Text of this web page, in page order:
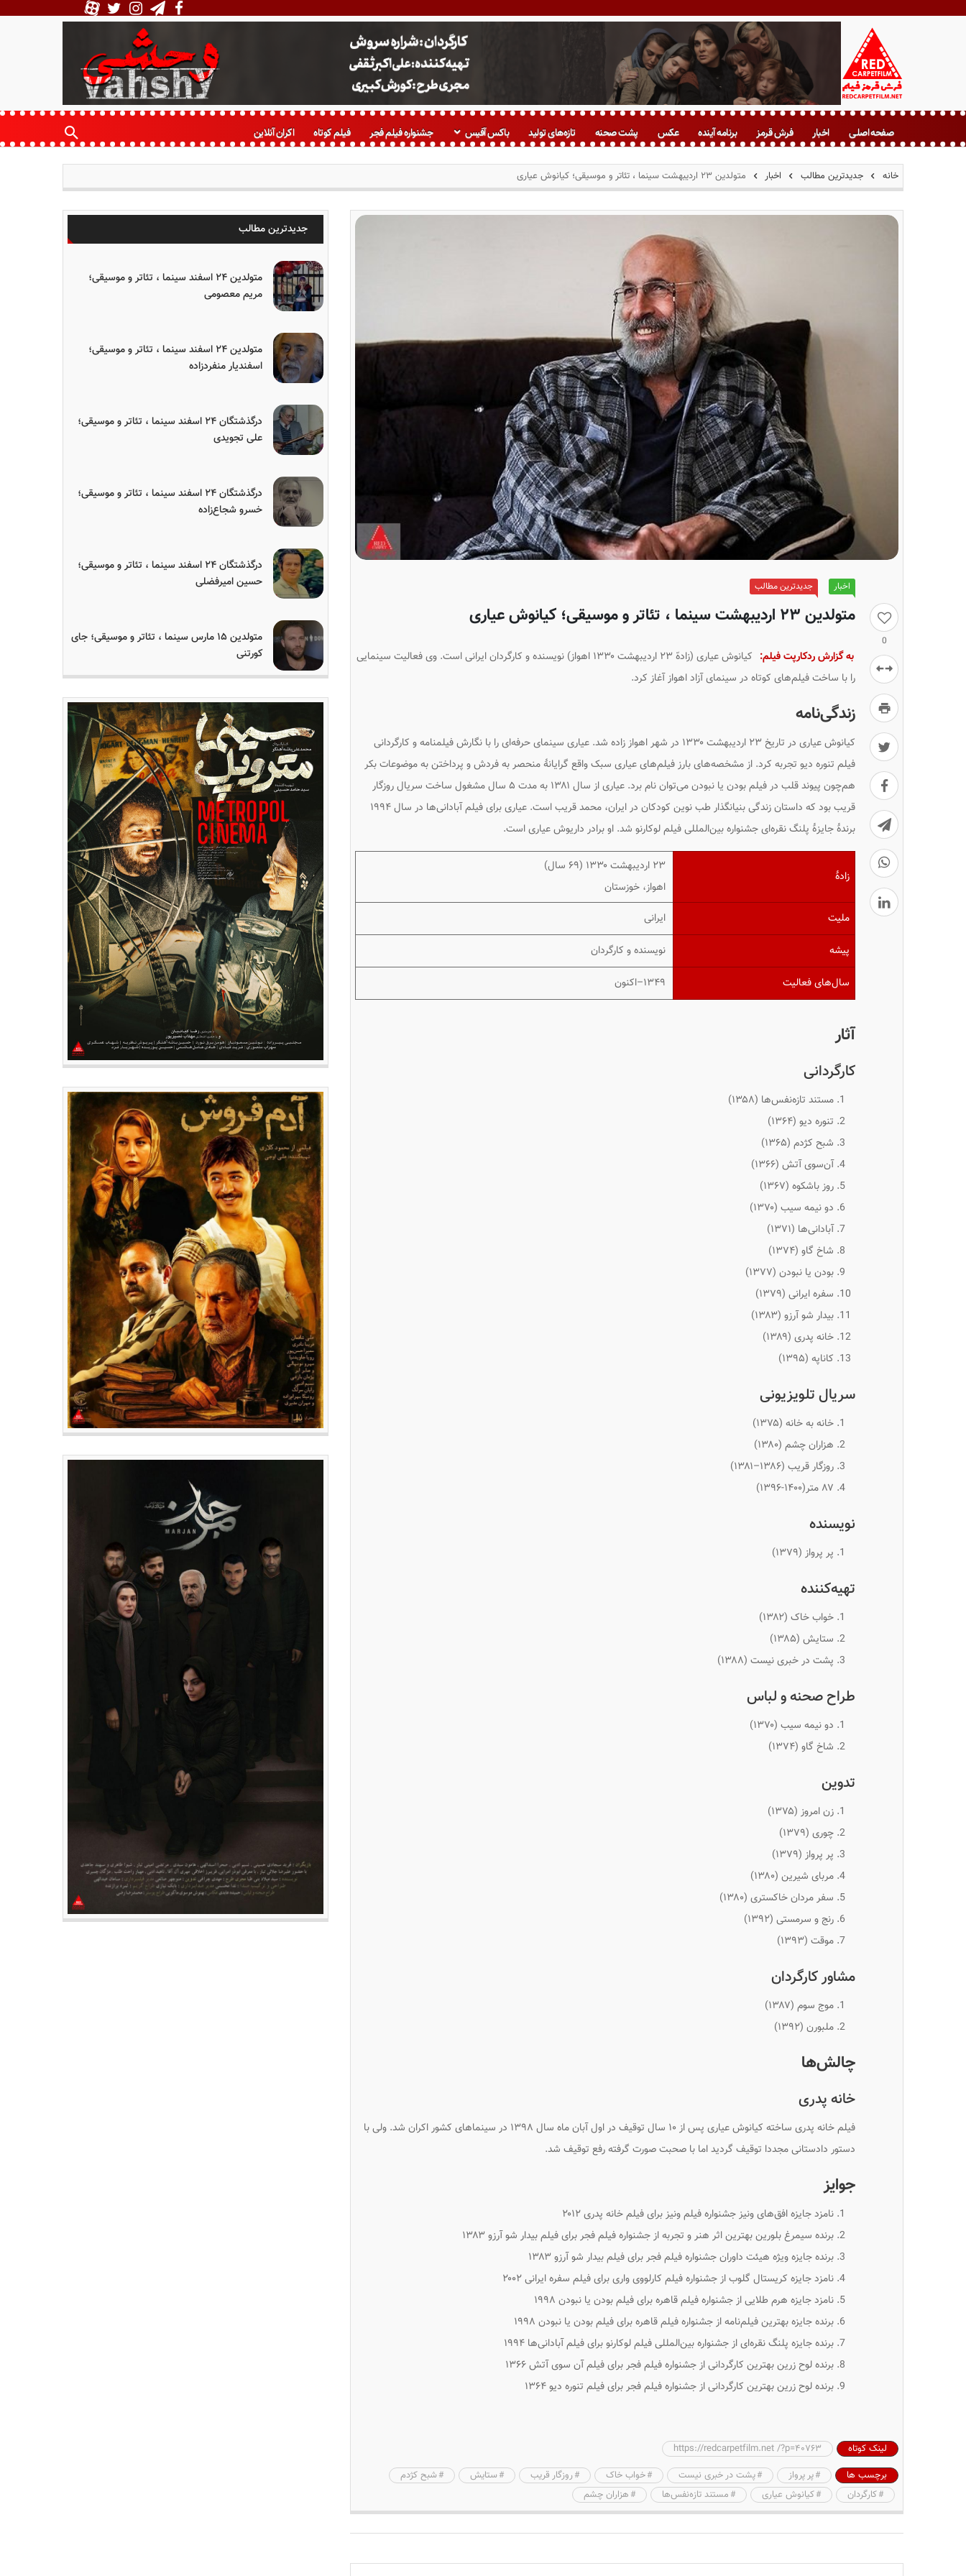
ف
ش
م
ز
صفحه اصلی اخبار فرش قرمز برنامه آینده عکس پشت صحنه تازه‌های تولید باکس آفیس جشنواره فیلم فجر فیلم کوتاه اکران آنلاین
خانه جدیدترین مطالب اخبار متولدین ۲۳ اردیبهشت سینما ، تئاتر و موسیقی؛ کیانوش عیاری
0
اخبار جدیدترین مطالب
متولدین ۲۳ اردیبهشت سینما ، تئاتر و موسیقی؛ کیانوش عیاری
به گزارش ردکارپت فیلم:
کیانوش عیاری (زادهّ ۲۳ اردیبهشت ۱۳۳۰ اهواز) نویسنده و کارگردان ایرانی است. وی فعالیت سینمایی
را با ساخت فیلم‌های کوتاه در سینمای آزاد اهواز آغاز کرد.
زندگی‌نامه
کیانوش عیاری در تاریخ ۲۳ اردیبهشت ۱۳۳۰ در شهر اهواز زاده شد. عیاری سینمای حرفه‌ای را با نگارش فیلمنامه و کارگردانی
فیلم تنوره دیو تجربه کرد. از مشخصه‌های بارز فیلم‌های عیاری سبک واقع گرایانهٔ منحصر به فردش و پرداختن به موضوعات بکر
هم‌چون پیوند قلب در فیلم بودن یا نبودن می‌توان نام برد. عیاری از سال ۱۳۸۱ به مدت ۵ سال مشغول ساخت سریال
روزگار
قریببود که داستان زندگی بنیانگذار طب نوین کودکان در ایران، محمد قریب است. عیاری برای فیلمآبادانی‌ها
در سال ۱۹۹۴
برندهٔ جایزهٔ پلنگ نقره‌ای جشنواره بین‌المللی فیلم لوکارنو شد. او برادر داریوش عیاری است.
زادهٔ
۲۳ اردیبهشت ۱۳۳۰ ‏(۶۹ سال)
اهواز، خوزستان
ملیت
ایرانی
پیشه
نویسنده و کارگردان
سال‌های فعالیت
۱۳۴۹–اکنون
آثار
کارگردانی
مستند تازه‌نفس‌ها (۱۳۵۸)
تنوره دیو (۱۳۶۴)
شبح کژدم (۱۳۶۵)
آن‌سوی آتش (۱۳۶۶)
روز باشکوه (۱۳۶۷)
دو نیمه سیب (۱۳۷۰)
آبادانی‌ها (۱۳۷۱)
شاخ گاو (۱۳۷۴)
بودن یا نبودن (۱۳۷۷)
سفره ایرانی (۱۳۷۹)
بیدار شو آرزو (۱۳۸۳)
خانه پدری (۱۳۸۹)
کاناپه (۱۳۹۵)
سریال تلویزیونی
خانه به خانه (۱۳۷۵)
هزاران چشم (۱۳۸۰)
روزگار قریب (۱۳۸۶–۱۳۸۱)
۸۷ متر
(۱۴۰۰-۱۳۹۶)
نویسنده
پر پرواز (۱۳۷۹)
تهیه‌کننده
خواب خاک (۱۳۸۲)
ستایش (۱۳۸۵)
پشت در خبری نیست (۱۳۸۸)
طراح صحنه و لباس
دو نیمه سیب (۱۳۷۰)
شاخ گاو (۱۳۷۴)
تدوین
زن امروز (۱۳۷۵)
چوری (۱۳۷۹)
پر پرواز (۱۳۷۹)
مربای شیرین (۱۳۸۰)
سفر مردان خاکستری (۱۳۸۰)
رنج و سرمستی (۱۳۹۲)
موقت (۱۳۹۳)
مشاور کارگردان
موج سوم (۱۳۸۷)
ملبورن (۱۳۹۲)
چالش‌ها
خانه پدری
فیلم خانه پدری ساخته کیانوش عیاری پس از ۱۰ سال توقیف در اول آبان ماه سال ۱۳۹۸ در سینماهای کشور اکران شد. ولی با
دستور دادستانی مجددا توقیف گردید اما با صحبت صورت گرفته رفع توقیف شد.
جوایز
نامزد جایزه افق‌های ونیز جشنواره فیلم ونیز برای فیلم خانه پدری ۲۰۱۲
برنده سیمرغ بلورین بهترین اثر هنر و تجربه از جشنواره فیلم فجر برای فیلم بیدار شو آرزو ۱۳۸۳
برنده جایزه ویژه هیئت داوران جشنواره فیلم فجر برای فیلم بیدار شو آرزو ۱۳۸۳
نامزد جایزه کریستال گلوب از جشنواره فیلم کارلووی واری برای فیلم سفره ایرانی ۲۰۰۲
نامزد جایزه هرم طلایی از جشنواره فیلم قاهره برای فیلم بودن یا نبودن ۱۹۹۸
برنده جایزه بهترین فیلم‌نامه از جشنواره فیلم قاهره برای فیلم بودن یا نبودن ۱۹۹۸
برنده جایزه پلنگ نقره‌ای از جشنواره بین‌المللی فیلم لوکارنو برای فیلم آبادانی‌ها ۱۹۹۴
برنده لوح زرین بهترین کارگردانی از جشنواره فیلم فجر برای فیلم آن سوی آتش ۱۳۶۶
برنده لوح زرین بهترین کارگردانی از جشنواره فیلم فجر برای فیلم تنوره دیو ۱۳۶۴
لینک کوتاه
https://redcarpetfilm.net /?p=40763
برچسب ها
پر پرواز پشت در خبری نیست خواب خاک روزگار قریب ستایش
شبح کژدم
کارگردان
کیانوش عیاری مستند تازه‌نفس‌ها هزاران چشم
جدیدترین مطالب
متولدین ۲۴ اسفند سینما ، تئاتر و موسیقی؛
مریم معصومی
متولدین ۲۴ اسفند سینما ، تئاتر و موسیقی؛
اسفندیار منفردزاده
درگذشتگان ۲۴ اسفند سینما ، تئاتر و موسیقی؛
علی تجویدی
درگذشتگان ۲۴ اسفند سینما ، تئاتر و موسیقی؛
خسرو شجاع‌زاده
درگذشتگان ۲۴ اسفند سینما ، تئاتر و موسیقی؛
حسین امیرفضلی
متولدین ۱۵ مارس سینما ، تئاتر و موسیقی؛ جای
کورتنی